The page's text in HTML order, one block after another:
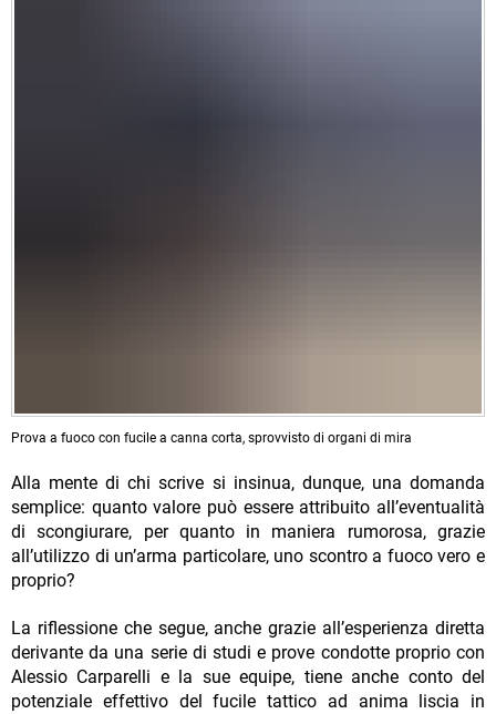
Prova a fuoco con fucile a canna corta, sprovvisto di organi di mira
Alla mente di chi scrive si insinua, dunque, una domanda
semplice: quanto valore può essere attribuito all’eventualità
di scongiurare, per quanto in maniera rumorosa, grazie
all’utilizzo di un’arma particolare, uno scontro a fuoco vero e
proprio?
La riflessione che segue, anche grazie all’esperienza diretta
derivante da una serie di studi e prove condotte proprio con
Alessio Carparelli e la sue equipe, tiene anche conto del
potenziale effettivo del fucile tattico ad anima liscia in